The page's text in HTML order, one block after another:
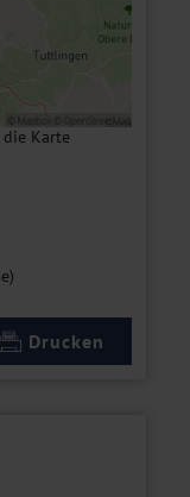
Karte
Drucken